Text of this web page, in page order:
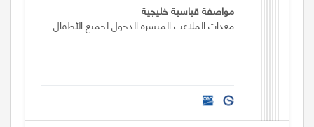
مواصفة قياسية خليجية
معدات الملاعب الميسرة الدخول لجميع الأطفال